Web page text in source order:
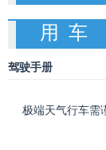
用 车
驾驶手册
极端天气行车需